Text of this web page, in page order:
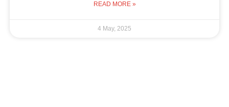
READ MORE »
4 May, 2025